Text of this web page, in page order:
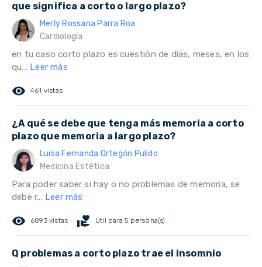
que significa a corto o largo plazo?
Merly Rossana Parra Roa
Cardiología
en tu caso corto plazo es cuestión de días, meses, en los
qu... Leer más
remove_red_eye 461 vistas
¿A qué se debe que tenga más memoria a corto
plazo que memoria a largo plazo?
Luisa Fernanda Ortegón Pulido
Medicina Estética
Para poder saber si hay o no problemas de memoria, se
debe r... Leer más
remove_red_eye 6893 vistas volunteer_activism Útil para 5 persona(s)
Q problemas a corto plazo trae el insomnio